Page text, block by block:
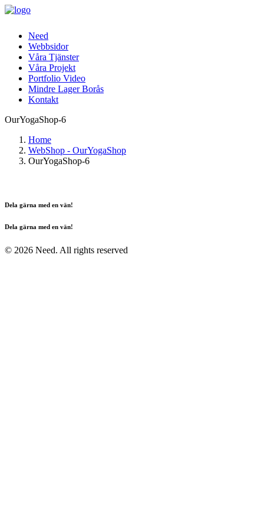
Need
Webbsidor
Våra Tjänster
Våra Projekt
Portfolio Video
Mindre Lager Borås
Kontakt
OurYogaShop-6
Home
WebShop - OurYogaShop
OurYogaShop-6
Dela gärna med en vän!
Dela gärna med en vän!
© 2026 Need. All rights reserved